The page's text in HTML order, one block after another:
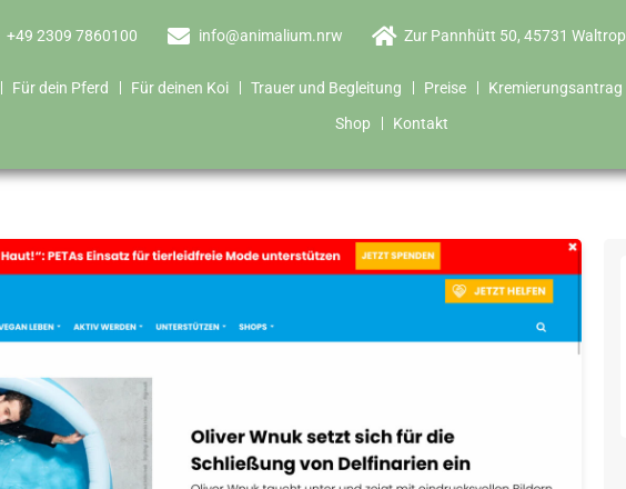
+49 2309 7860100 info@animalium.nrw Zur Pannhütt 50, 45731 Waltrop
Für dein Pferd Für deinen Koi Trauer und Begleitung Preise Kremierungsantrag
Shop
Kontakt